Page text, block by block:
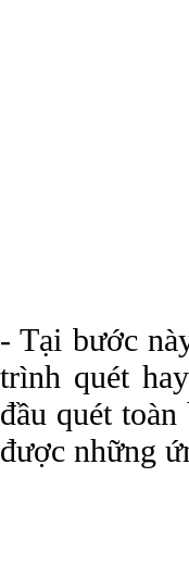
- Tại bước
trình quét
đầu quét
được những